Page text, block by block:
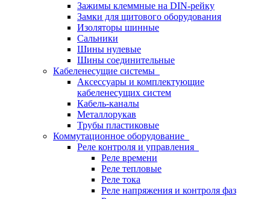
Зажимы клеммные на DIN-рейку
Замки для щитового оборудования
Изоляторы шинные
Сальники
Шины нулевые
Шины соединительные
Кабеленесущие системы
Аксессуары и комплектующие
кабеленесущих систем
Кабель-каналы
Металлорукав
Трубы пластиковые
Коммутационное оборудование
Реле контроля и управления
Реле времени
Реле тепловые
Реле тока
Реле напряжения и контроля фаз